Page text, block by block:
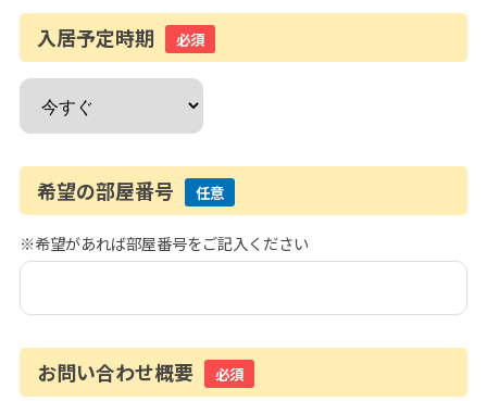
入居予定時期 必須
希望の部屋番号 任意
※希望があれば部屋番号をご記入ください
お問い合わせ概要 必須